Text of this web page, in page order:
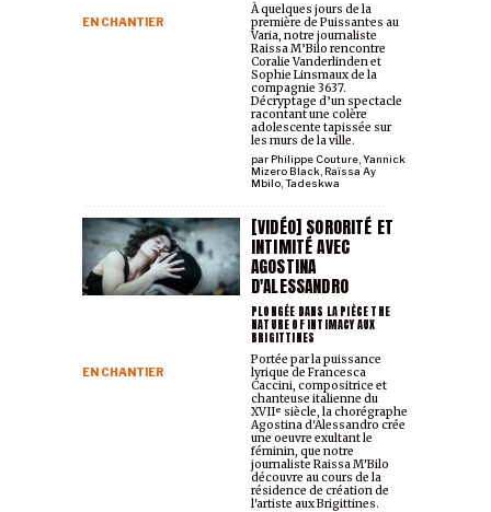
EN CHANTIER
parPhilippe Couture Yannick
Mizero Black Raïssa Ay
Mbilo Tadeskwa
À quelques jours de la
première de Puissant·es au
Varia, notre journaliste
Raissa M’Bilo rencontre
Coralie Vanderlinden et
Sophie Linsmaux de la
compagnie 3637.
Décryptage d’un spectacle
racontant une colère
adolescente tapissée sur
les murs de la ville.
[VIDÉO] SORORITÉ ET
INTIMITÉ AVEC
AGOSTINA
D'ALESSANDRO
PLONGÉE DANS LA PIÈCE THE
NATURE OF INTIMACY AUX
BRIGITTINES
EN CHANTIER
Portée par la puissance
lyrique de Francesca
Caccini, compositrice et
chanteuse italienne du
XVIIᵉ siècle, la chorégraphe
Agostina d'Alessandro crée
une oeuvre exultant le
féminin, que notre
journaliste Raissa M'Bilo
découvre au cours de la
résidence de création de
l'artiste aux Brigittines.